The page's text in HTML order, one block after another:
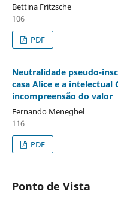
Bettina Fritzsche
106
PDF
Neutralidade pseudo-
casa Alice e a intelectual
incompreensão do valor
Fernando Meneghel
116
PDF
Ponto de Vista